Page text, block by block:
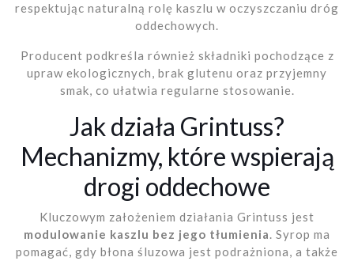
respektując naturalną rolę kaszlu w oczyszczaniu dróg
oddechowych.
Producent podkreśla również składniki pochodzące z
upraw ekologicznych, brak glutenu oraz przyjemny
smak, co ułatwia regularne stosowanie.
Jak działa Grintuss?
Mechanizmy, które wspierają
drogi oddechowe
Kluczowym założeniem działania Grintuss jest
modulowanie kaszlu bez jego tłumienia. Syrop ma
pomagać, gdy błona śluzowa jest podrażniona, a także